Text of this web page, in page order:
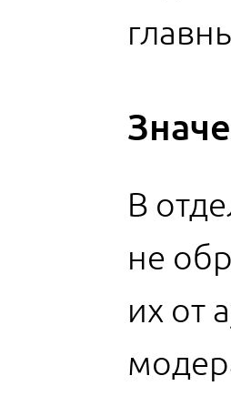
В
не
их от